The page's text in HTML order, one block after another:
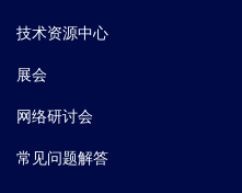
技术资源中心
展会
网络研讨会
常见问题解答